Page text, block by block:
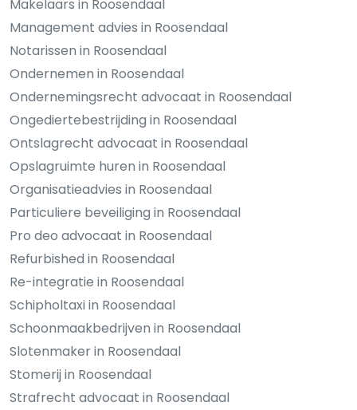
Makelaars in Roosendaal
Management advies in Roosendaal
Notarissen in Roosendaal
Ondernemen in Roosendaal
Ondernemingsrecht advocaat in Roosendaal
Ongediertebestrijding in Roosendaal
Ontslagrecht advocaat in Roosendaal
Opslagruimte huren in Roosendaal
Organisatieadvies in Roosendaal
Particuliere beveiliging in Roosendaal
Pro deo advocaat in Roosendaal
Refurbished in Roosendaal
Re-integratie in Roosendaal
Schipholtaxi in Roosendaal
Schoonmaakbedrijven in Roosendaal
Slotenmaker in Roosendaal
Stomerij in Roosendaal
Strafrecht advocaat in Roosendaal